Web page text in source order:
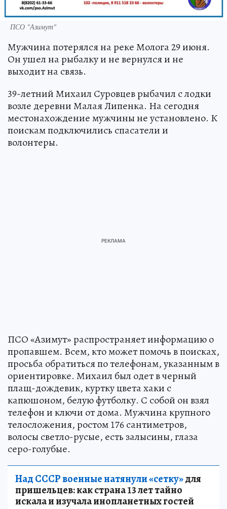
ПСО "Азимут"
Мужчина потерялся на реке Молога 29 июня.
Он ушел на рыбалку и не вернулся и не
выходит на связь.
39-летний Михаил Суровцев рыбачил с лодки
возле деревни Малая Липенка. На сегодня
местонахождение мужчины не установлено. К
поискам подключились спасатели и
волонтеры.
ПСО «Азимут» распространяет информацию о
пропавшем. Всем, кто может помочь в поисках,
просьба обратиться по телефонам, указанным в
ориентировке. Михаил был одет в черный
плащ-дождевик, куртку цвета хаки с
капюшоном, белую футболку. С собой он взял
телефон и ключи от дома. Мужчина крупного
телосложения, ростом 176 сантиметров,
волосы светло-русые, есть залысины, глаза
серо-голубые.
Над СССР военные натянули «сетку»для
пришельцев: как страна 13 лет тайно
искала и изучала инопланетных гостей